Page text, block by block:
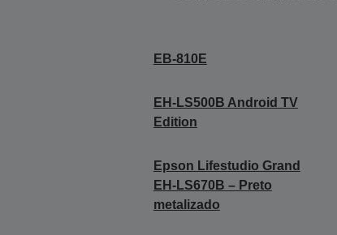
EB-810E
EH-LS500B Android TV
Edition
Epson Lifestudio Grand
EH-LS670B – Preto
metalizado